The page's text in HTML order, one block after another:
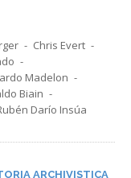
Chris Evert
Madelon
Biain
Darío Insúa
ARCHIVISTICA